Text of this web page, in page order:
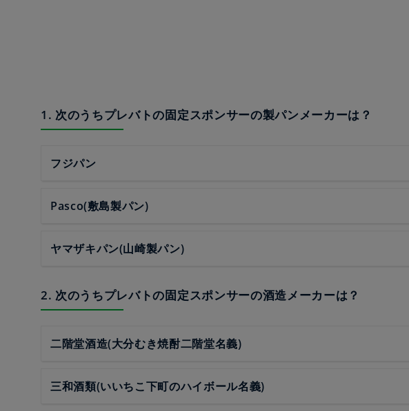
1. 次のうちプレバトの固定スポンサーの製パンメーカーは？
フジパン
Pasco(敷島製パン)
ヤマザキパン(山崎製パン)
2. 次のうちプレバトの固定スポンサーの酒造メーカーは？
二階堂酒造(大分むき焼酎二階堂名義)
三和酒類(いいちこ下町のハイボール名義)